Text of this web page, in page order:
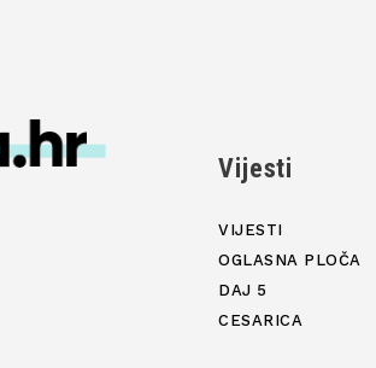
Vijesti
VIJESTI
OGLASNA PLOČA
DAJ 5
CESARICA